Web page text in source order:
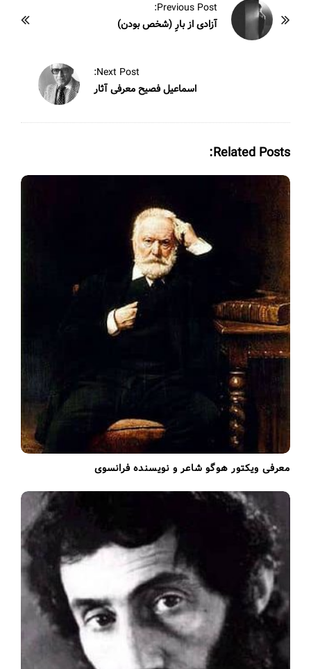
Previous Post:
آزادی از بارِِ (شخص بودن)
Next Post:
اسماعیل فصیح معرفی آثار
Related Posts:
معرفی ویکتور هوگو شاعر و نویسنده فرانسوی